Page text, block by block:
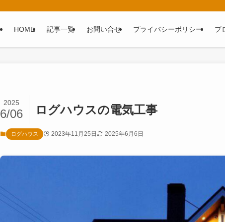
HOME 記事一覧 お問い合せ プライバシーポリシー プ
ログハウスの電気工事
2025
6/06
ログハウス 2023年11月25日 2025年6月6日